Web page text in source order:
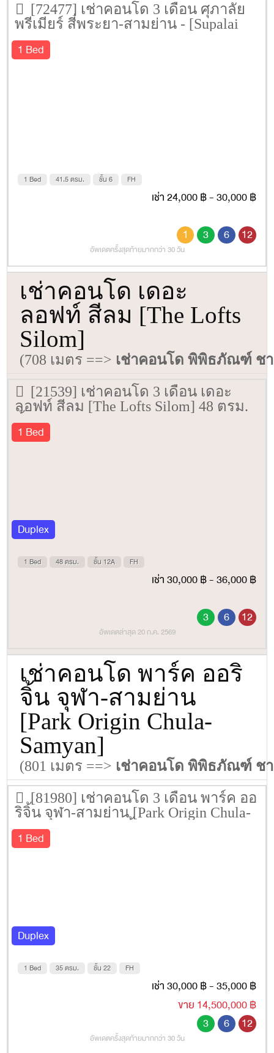
[72477] เช่าคอนโด 3 เดือน ศุภาลัย
พรีเมียร์ สี่พระยา-สามย่าน - [Supalai
Premier Si Phraya- Sam Yan] 41.5 ตรม.
ชั้น 6
1 Bed
1 Bed 41.5 ตรม. ชั้น 6 FH
เช่า 24,000 ฿ - 30,000 ฿
1 3 6 12
อัพเดตครั้งสุดท้ายมากกว่า 30 วัน
เช่าคอนโด เดอะ
ลอฟท์ สีลม [The Lofts
Silom]
(708 เมตร ==> เช่าคอนโด พิพิธภัณฑ์ ชา
[21539] เช่าคอนโด 3 เดือน เดอะ
ลอฟท์ สีลม [The Lofts Silom] 48 ตรม.
ชั้น 12A
1 Bed
Duplex
1 Bed 48 ตรม. ชั้น 12A FH
เช่า 30,000 ฿ - 36,000 ฿
3 6 12
อัพเดตล่าสุด 20 ก.ค. 2569
เช่าคอนโด พาร์ค ออริ
จิ้น จุฬา-สามย่าน
[Park Origin Chula-
Samyan]
(801 เมตร ==> เช่าคอนโด พิพิธภัณฑ์ ชา
[81980] เช่าคอนโด 3 เดือน พาร์ค ออ
ริจิ้น จุฬา-สามย่าน [Park Origin Chula-
Samyan] 35 ตรม. ชั้น 22
1 Bed
Duplex
1 Bed 35 ตรม. ชั้น 22 FH
เช่า 30,000 ฿ - 35,000 ฿
ขาย 14,500,000 ฿
3
6 12
อัพเดตครั้งสุดท้ายมากกว่า 30 วัน